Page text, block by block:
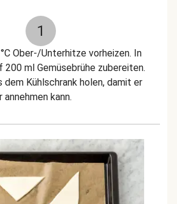
1
Ober-/Unterhitze vorheizen. In
200 ml Gemüsebrühe zubereiten.
dem Kühlschrank holen, damit er
kann.